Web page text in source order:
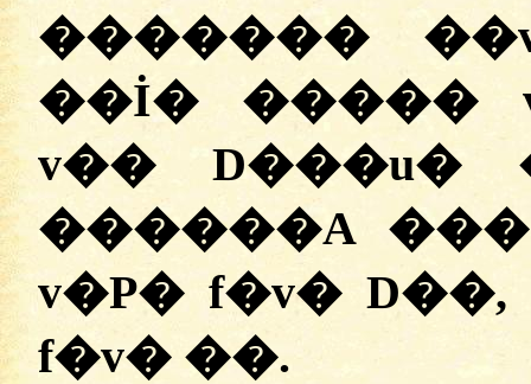
�������
��İ� �����
v�� D���u�
������A
v�P� f�v�
f�v� ��.